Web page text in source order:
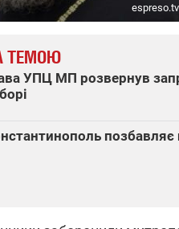
espreso.tv
ТЕМОЮ
УПЦ МП розвернув